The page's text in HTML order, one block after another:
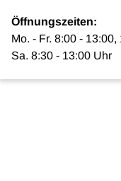
Öffnungszeiten:
Mo. - Fr. 8:00 -
Sa. 8:30 - 13:00 Uhr